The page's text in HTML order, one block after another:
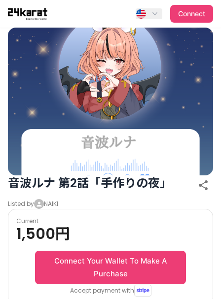
音波ルナ 第2話「手作りの夜」
Connect
音波ルナ 第2話「手作りの夜」
Listed by NAIKI
Current
1,500円
Connect Your Wallet To Make A
Purchase
Accept payment with